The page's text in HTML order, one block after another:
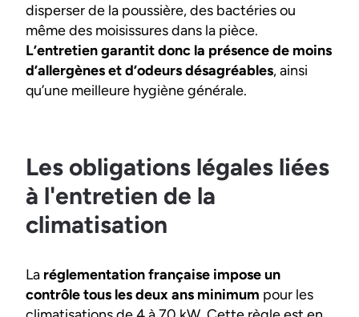
disperser de la poussière, des bactéries ou
même des moisissures dans la pièce.
L’entretien garantit donc la présence de moins
d’allergènes et d’odeurs désagréables, ainsi
qu’une meilleure hygiène générale.
Les obligations légales liées
à l'entretien de la
climatisation
La réglementation française impose un
contrôle tous les deux ans minimum pour les